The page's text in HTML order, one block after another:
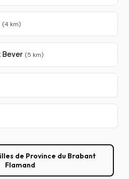
(4 km)
Bever (5 km)
de Province du Brabant
Flamand